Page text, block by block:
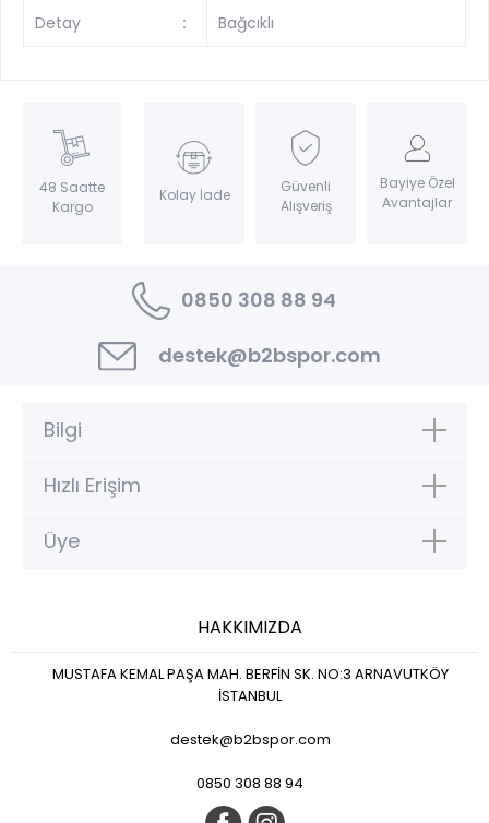
Detay : Bağcıklı
48 Saatte
Kargo
Kolay İade
Güvenli
Alışveriş
Bayiye Özel
Avantajlar
0850 308 88 94
destek@b2bspor.com
Bilgi
Hızlı Erişim
Üye
HAKKIMIZDA
MUSTAFA KEMAL PAŞA MAH. BERFİN SK. NO:3 ARNAVUTKÖY
İSTANBUL
destek@b2bspor.com
0850 308 88 94